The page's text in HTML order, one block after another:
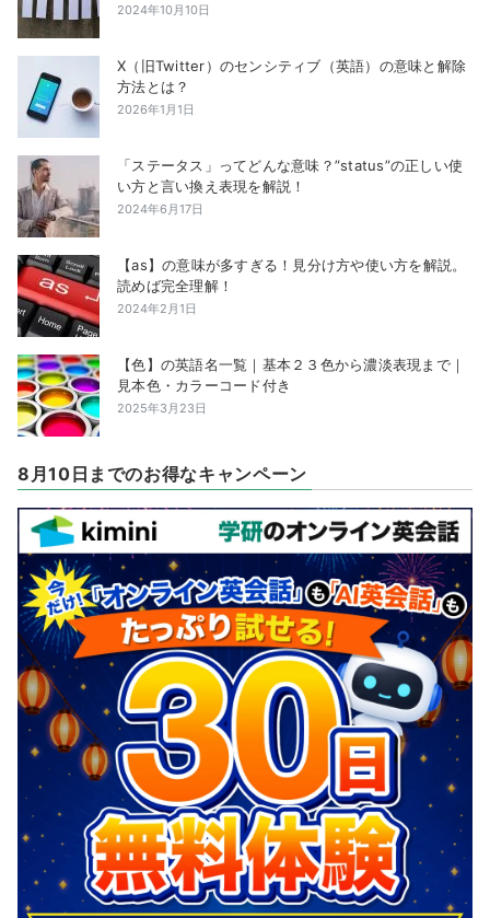
2024年10月10日
X（旧Twitter）のセンシティブ（英語）の意味と解除
方法とは？
2026年1月1日
「ステータス」ってどんな意味？”status”の正しい使
い方と言い換え表現を解説！
2024年6月17日
【as】の意味が多すぎる！見分け方や使い方を解説。
読めば完全理解！
2024年2月1日
【色】の英語名一覧｜基本２３色から濃淡表現まで｜
見本色・カラーコード付き
2025年3月23日
8月10日までのお得なキャンペーン